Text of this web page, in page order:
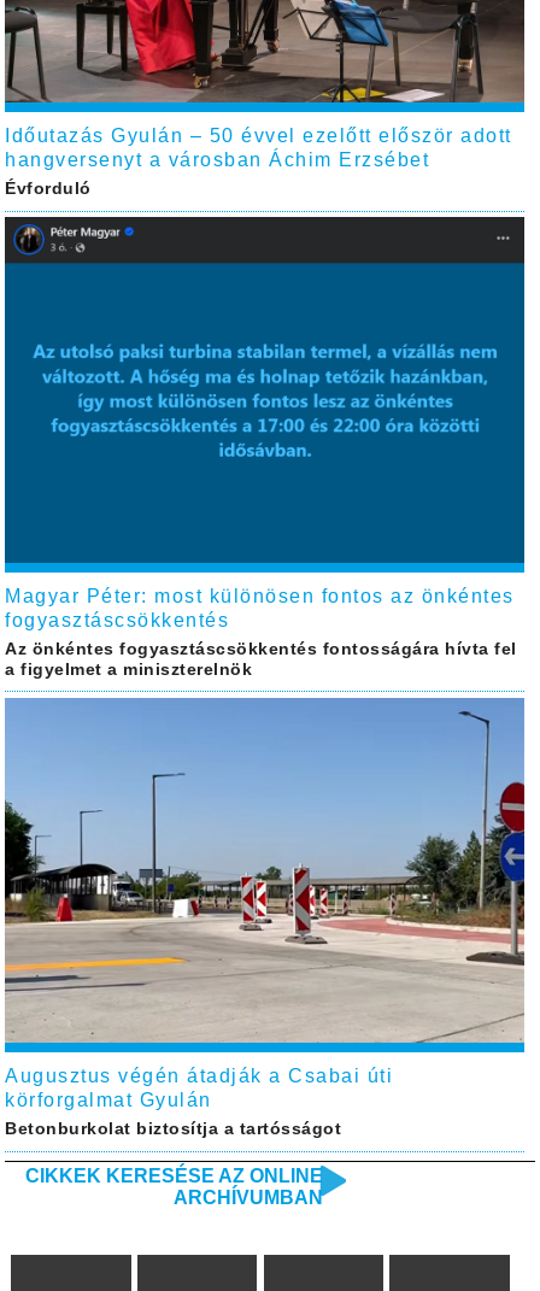
Időutazás Gyulán – 50 évvel ezelőtt először adott
hangversenyt a városban Áchim Erzsébet
Évforduló
Magyar Péter: most különösen fontos az önkéntes
fogyasztáscsökkentés
Az önkéntes fogyasztáscsökkentés fontosságára hívta fel
a figyelmet a miniszterelnök
Augusztus végén átadják a Csabai úti
körforgalmat Gyulán
Betonburkolat biztosítja a tartósságot
CIKKEK KERESÉSE AZ ONLINE
ARCHÍVUMBAN